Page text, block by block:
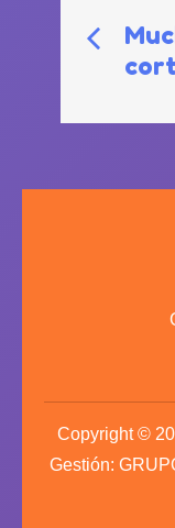
de
Copyright ©
Gestión: